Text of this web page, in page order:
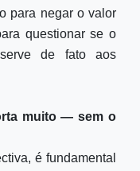
para negar o valor
questionar se o
de fato aos
muito — sem o
é fundamental